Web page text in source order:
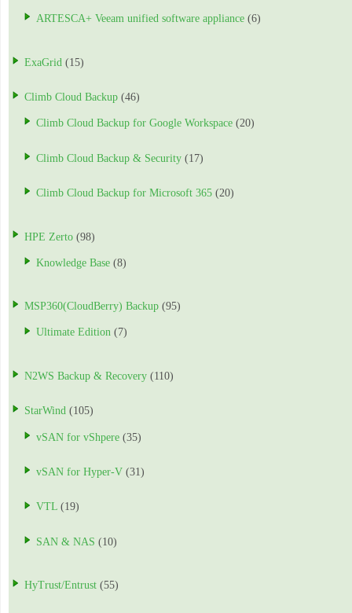
ARTESCA+ Veeam unified software appliance (6)
ExaGrid (15)
Climb Cloud Backup (46)
Climb Cloud Backup for Google Workspace (20)
Climb Cloud Backup & Security (17)
Climb Cloud Backup for Microsoft 365 (20)
HPE Zerto (98)
Knowledge Base (8)
MSP360(CloudBerry) Backup (95)
Ultimate Edition (7)
N2WS Backup & Recovery (110)
StarWind (105)
vSAN for vShpere (35)
vSAN for Hyper-V (31)
VTL (19)
SAN & NAS (10)
HyTrust/Entrust (55)